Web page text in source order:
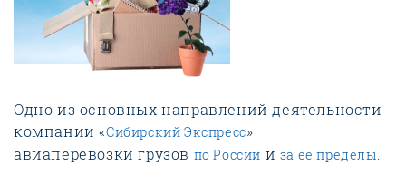
Одно из основных направлений деятельности
компании «Сибирский Экспресс» —
авиаперевозки грузов по России и за ее пределы